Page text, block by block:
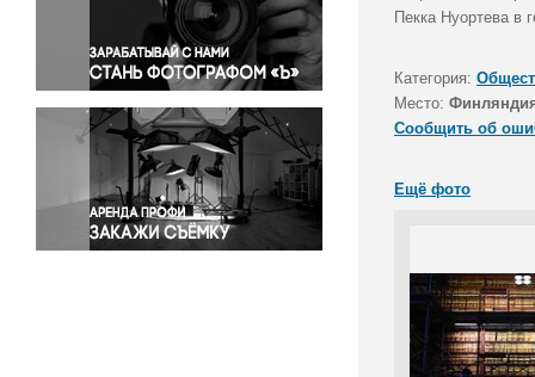
Правосудие
Происшествия и конфликты
Религия
Светская жизнь
Спорт
Экология
Экономика и бизнес
Пекка Нуортева в
Категория:
Место:
Сообщить об
Ещё фото